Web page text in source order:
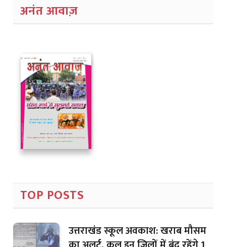
अनंत आवाज़
TOP POSTS
उत्तराखंड स्कूल अवकाश: खराब मौसम